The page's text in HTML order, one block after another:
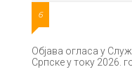
6
Објава огласа у
Српске у току 2026.